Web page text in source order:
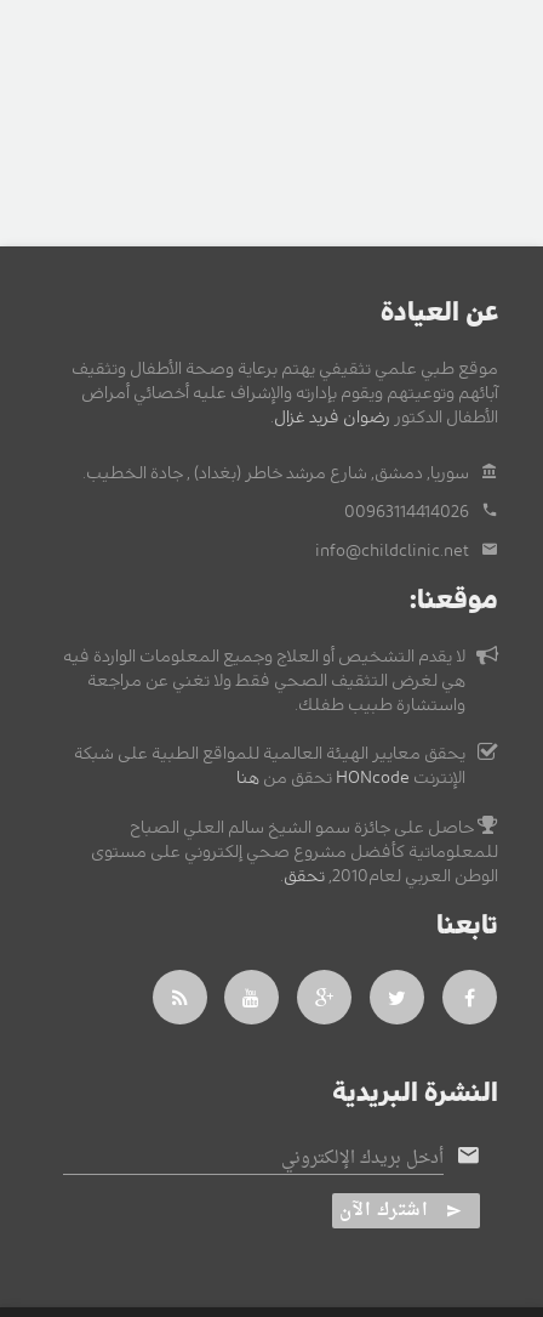
عن العيادة
موقع طبي علمي تثقيفي يهتم برعاية وصحة الأطفال وتثقيف
آبائهم وتوعيتهم ويقوم بإدارته والإشراف عليه أخصائي أمراض
الأطفال الدكتور رضوان فريد غزال.
سوريا, دمشق, شارع مرشد خاطر (بغداد) , جادة الخطيب.
00963114414026
info@childclinic.net
موقعنا:
لا يقدم التشخيص أو العلاج وجميع المعلومات الواردة فيه
هي لغرض التثقيف الصحي فقط ولا تغني عن مراجعة
واستشارة طبيب طفلك.
يحقق معايير الهيئة العالمية للمواقع الطبية على شبكة
الإنترنت HONcode تحقق من هنا
حاصل على جائزة سمو الشيخ سالم العلي الصباح
للمعلوماتية كأفضل مشروع صحي إلكتروني على مستوى
الوطن العربي لعام2010,
تحقق.
تابعنا
النشرة البريدية
أدخل بريدك الإلكتروني
اشترك الآن